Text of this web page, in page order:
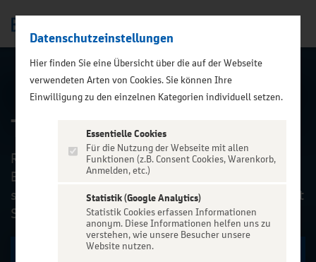
ALLE EVENTS
The Robbie Experience
Robbie Williams gehört zu den größten
Entertainern unserer Zeit und ist spätestens seit
seinem letzten Album „The Heavy Entertainment
Show“ und den um...
Datenschutzeinstellungen
Hier finden Sie eine Übersicht über die auf der Webseite
verwendeten Arten von Cookies. Sie können Ihre
Einwilligung zu den einzelnen Kategorien individuell setzen.
Essentielle Cookies
Für die Nutzung der Webseite mit allen
Funktionen (z.B. Consent Cookies, Warenkorb,
Anmelden, etc.)
Statistik (Google Analytics)
Statistik Cookies erfassen Informationen
anonym. Diese Informationen helfen uns zu
verstehen, wie unsere Besucher unsere
Website nutzen.